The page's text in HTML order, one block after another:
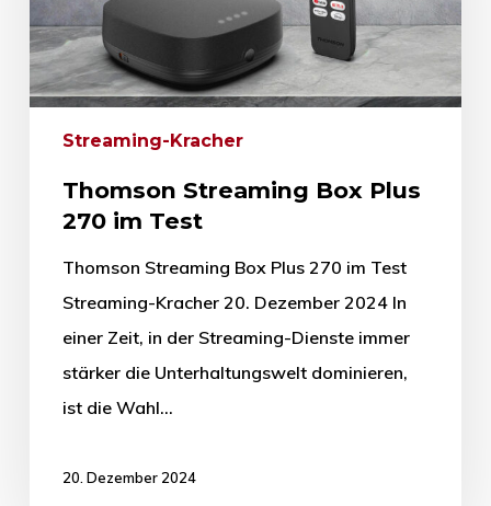
Streaming-Kracher
Thomson Streaming Box Plus
270 im Test
Thomson Streaming Box Plus 270 im Test
Streaming-Kracher 20. Dezember 2024 In
einer Zeit, in der Streaming-Dienste immer
stärker die Unterhaltungswelt dominieren,
ist die Wahl…
20. Dezember 2024